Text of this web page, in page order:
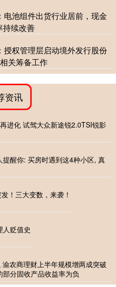
池组件出货行业居前，现金
持续改善
权管理层启动境外发行股份
关筹备工作
资讯
进化 试驾大众新途锐2.0TSI锐影
醒你: 买房时遇到这4种小区, 真
！三大变数，来袭！
人贬值史
农商理财上半年规模增两成突破
分固收产品收益率为负